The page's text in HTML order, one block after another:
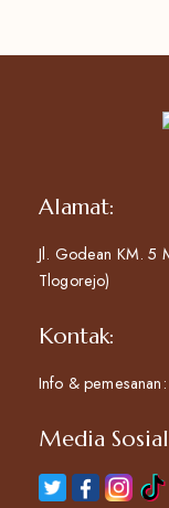
Alamat:
Jl. Godean KM. 5
Tlogorejo)
Kontak:
Info & pemesanan:
Media